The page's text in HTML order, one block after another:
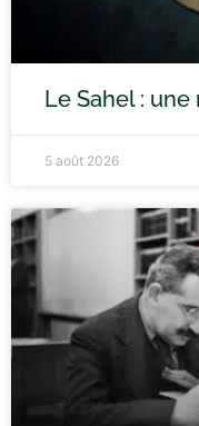
Le Sahel :
5 août 2026